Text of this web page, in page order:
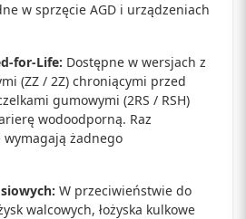
w sprzęcie AGD i urządzeniach
for-Life: Dostępne w wersjach z
(ZZ / 2Z) chroniącymi przed
gumowymi (2RS / RSH)
wodoodporną. Raz
żadnego
W przeciwieństwie do
walcowych, łożyska kulkowe